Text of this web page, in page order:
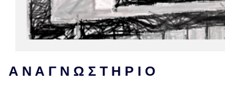
Α Ν Α Γ Ν Ω Σ Τ Η Ρ Ι Ο